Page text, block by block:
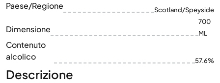
Paese/Regione Scotland/Speyside
Dimensione
700
ML
Contenuto
alcolico
57.6%
Descrizione